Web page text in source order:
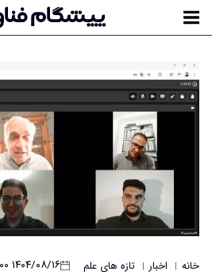
خانه | اخبار | تازه های علم ۱۴۰۴/۰۸/۱۶ ۱۴:۰۳:۰۰